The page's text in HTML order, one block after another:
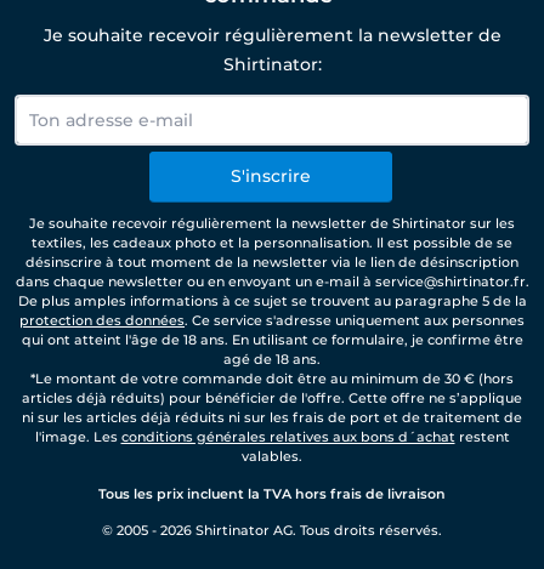
Je souhaite recevoir régulièrement la newsletter de
Shirtinator:
S'inscrire
Je souhaite recevoir régulièrement la newsletter de Shirtinator sur les
textiles, les cadeaux photo et la personnalisation. Il est possible de se
désinscrire à tout moment de la newsletter via le lien de désinscription
dans chaque newsletter ou en envoyant un e-mail à service@shirtinator.fr.
De plus amples informations à ce sujet se trouvent au paragraphe 5 de la
protection des données. Ce service s'adresse uniquement aux personnes
qui ont atteint l'âge de 18 ans. En utilisant ce formulaire, je confirme être
agé de 18 ans.
*Le montant de votre commande doit être au minimum de 30 € (hors
articles déjà réduits) pour bénéficier de l'offre. Cette offre ne s’applique
ni sur les articles déjà réduits ni sur les frais de port et de traitement de
l'image. Les conditions générales relatives aux bons d´achatrestent
valables.
Tous les prix incluent la TVA hors frais de livraison
© 2005 - 2026 Shirtinator AG. Tous droits réservés.